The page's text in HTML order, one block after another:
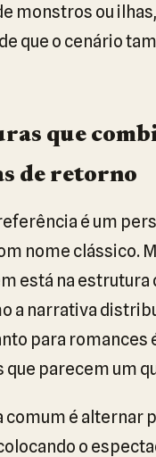
monstros ou
que o cenário
que
de retorno
é um
nome clássico.
está na estrutura
a narrativa
para romances
que parecem um
comum é alternar
o